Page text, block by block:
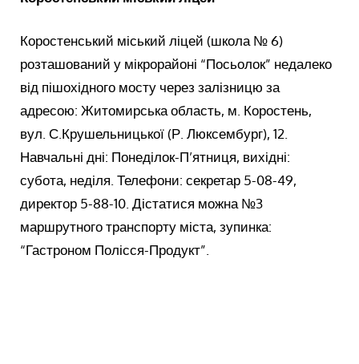
Коростенський міський ліцей (школа № 6)
розташований у мікрорайоні “Посьолок” недалеко
від пішохідного мосту через залізницю за
адресою: Житомирська область, м. Коростень,
вул. С.Крушельницької (Р. Люксембург), 12.
Навчальні дні: Понеділок-П’ятниця, вихідні:
субота, неділя. Телефони: секретар 5-08-49,
директор 5-88-10. Дістатися можна №3
маршрутного транспорту міста, зупинка:
“Гастроном Полісся-Продукт”.